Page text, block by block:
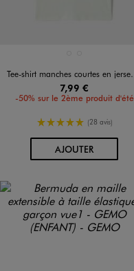
Tee-shirt manches courtes en jersey de coton à poche poitrine garçon
7,99 €
-50% sur le 2ème produit d'été
5/5 de moyenne
(28 avis)
AJOUTERAU PANIER